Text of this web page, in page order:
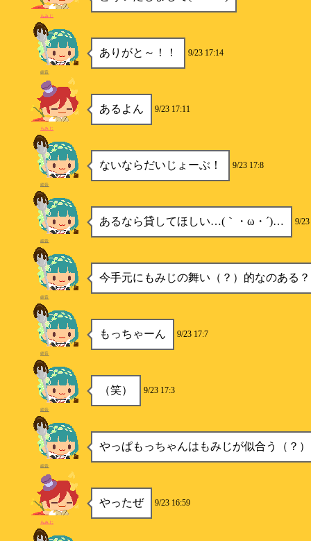
もみじ
ありがと～！！ 9/23 17:14
紺音
あるよん 9/23 17:11
もみじ
ないならだいじょーぶ！ 9/23 17:8
紺音
あるなら貸してほしい…(｀・ω・´)… 9/
紺音
今手元にもみじの舞い（？）的なのある？
紺音
もっちゃーん 9/23 17:7
紺音
（笑） 9/23 17:3
紺音
やっぱもっちゃんはもみじが似合う（？）
紺音
やったぜ 9/23 16:59
もみじ